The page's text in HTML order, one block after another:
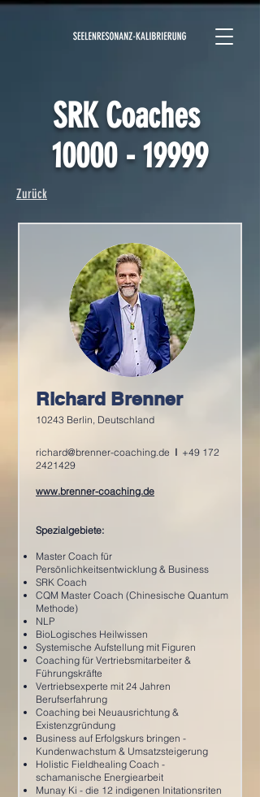
SRK Coaches
10000 - 19999
Zurück
Richard Brenner
10243 Berlin, Deutschland
richard@brenner-coaching.de I +49 172
2421429
www.brenner-coaching.de
Spezialgebiete:
Master Coach für
Persönlichkeitsentwicklung & Business
SRK Coach
CQM Master Coach (Chinesische Quantum
Methode)
NLP
BioLogisches Heilwissen
Systemische Aufstellung mit Figuren
Coaching für Vertriebsmitarbeiter &
Führungskräfte
Vertriebsexperte mit 24 Jahren
Berufserfahrung
Coaching bei Neuausrichtung &
Existenzgründung
Business auf Erfolgskurs bringen -
Kundenwachstum & Umsatzsteigerung
Holistic Fieldhealing Coach -
schamanische Energiearbeit
Munay Ki - die 12 indigenen Initationsriten